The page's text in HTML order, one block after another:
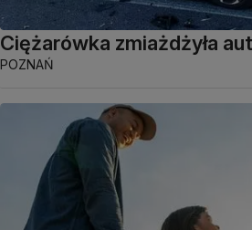
Ciężarówka zmiażdżyła
POZNAŃ